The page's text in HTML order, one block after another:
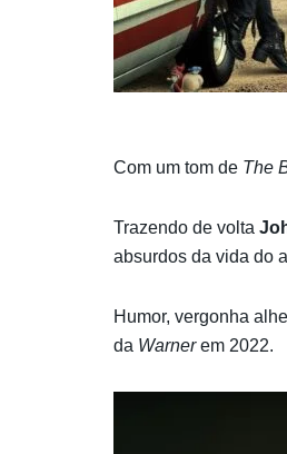
Com um tom de The
Trazendo de volta
absurdos da vida do
Humor, vergonha
da Warnerem 2022.